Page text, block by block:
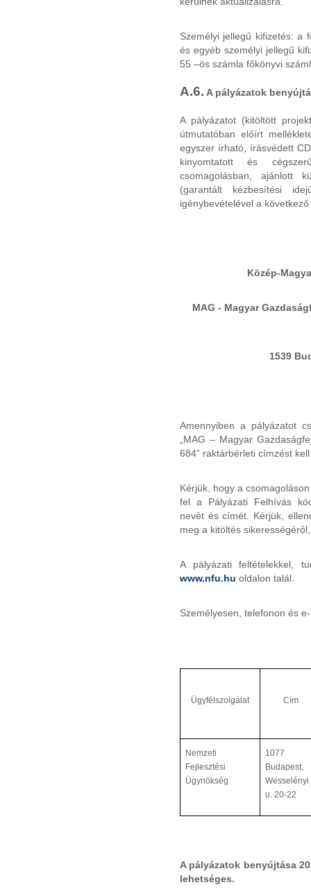
Személyi jellegű kifizetés: a
és egyéb személyi jellegű
55 –ös számla főkönyvi
A.6. A pályázatok
A pályázatot (kitöltött
útmutatóban előírt
egyszer írható, írásvédett
kinyomtatott és
csomagolásban, ajánlott
(garantált kézbesítési
igénybevételével a
Közép-
MAG - Magyar
1539
Amennyiben a pályázatot
„MAG – Magyar
684” raktárbérleti címzést
Kérjük, hogy a
fel a Pályázati Felhívás
nevét és címét. Kérjük,
meg a kitöltés
A pályázati feltételekkel,
www.nfu.hu oldalon talál.
Személyesen, telefonon és
Ügyfélszolgálat Cím
Nemzeti
Fejlesztési
Ügynökség
1077
Budapest,
Wesselényi
u. 20-22
A pályázatok benyújtása
lehetséges.